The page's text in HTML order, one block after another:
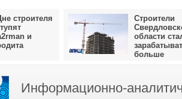
строителя
и
Строители
области
больше
Информационно-